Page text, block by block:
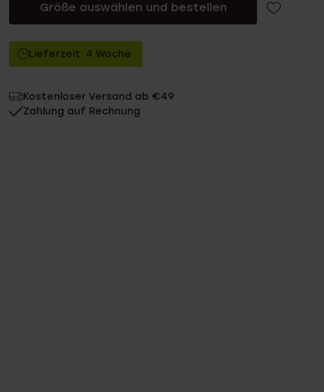
Größe auswählen und bestellen
Lieferzeit: 4 Woche
Kostenloser Versand ab €49
Zahlung auf Rechnung